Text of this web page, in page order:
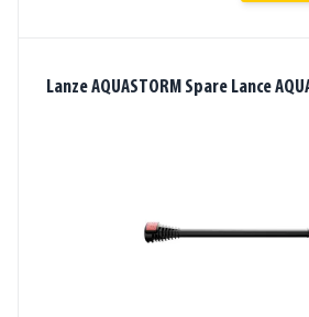
Lanze AQUASTORM Spare Lance